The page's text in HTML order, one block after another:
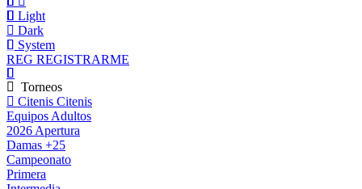
Light
Dark
System
REG REGISTRARME
Torneos
Citenis Citenis
Equipos Adultos
2026 Apertura
Damas +25
Campeonato
Primera